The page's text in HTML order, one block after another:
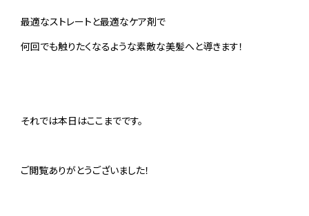
最適なストレートと最適なケア剤で
何回でも触りたくなるような素敵な美髪へと導きます！
それでは本日はここまでです。
ご閲覧ありがとうございました！